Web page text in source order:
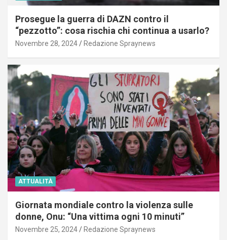
Prosegue la guerra di DAZN contro il
“pezzotto”: cosa rischia chi continua a usarlo?
Novembre 28, 2024 Redazione Spraynews
ATTUALITÀ
Giornata mondiale contro la violenza sulle
donne, Onu: “Una vittima ogni 10 minuti”
Novembre 25, 2024 Redazione Spraynews